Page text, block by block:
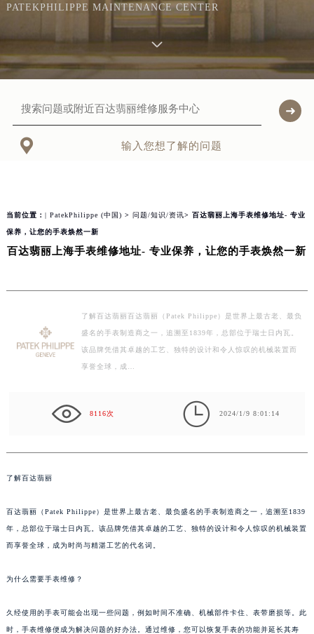
PATEKPHILIPPE MAINTENANCE CENTER
 输入您想了解的问题
当前位置： | PatekPhilippe (中国) > 问题/知识/资讯> 百达翡丽上海手表维修地址- 专业
保养，让您的手表焕然一新
百达翡丽上海手表维修地址- 专业保养，让您的手表焕然一新
了解百达翡丽百达翡丽（Patek Philippe）是世界上最古老、最负
盛名的手表制造商之一，追溯至1839年，总部位于瑞士日内瓦。
该品牌凭借其卓越的工艺、独特的设计和令人惊叹的机械装置而
享誉全球，成…
8116次  2024/1/9 8:01:14
了解百达翡丽
百达翡丽（Patek Philippe）是世界上最古老、最负盛名的手表制造商之一，追溯至1839
年，总部位于瑞士日内瓦。该品牌凭借其卓越的工艺、独特的设计和令人惊叹的机械装置
而享誉全球，成为时尚与精湛工艺的代名词。
为什么需要手表维修？
久经使用的手表可能会出现一些问题，例如时间不准确、机械部件卡住、表带磨损等。此
时，手表维修便成为解决问题的好办法。通过维修，您可以恢复手表的功能并延长其寿